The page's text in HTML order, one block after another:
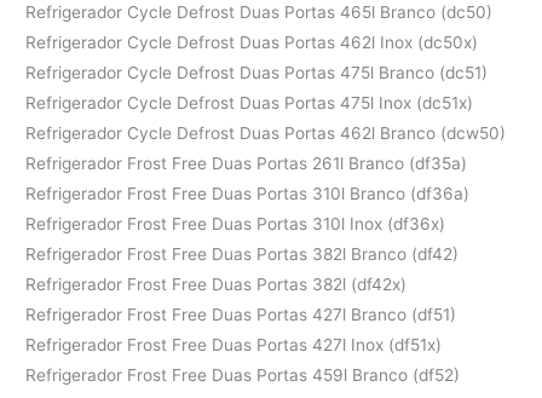
Refrigerador Cycle Defrost Duas Portas 465l Branco (dc50)
Refrigerador Cycle Defrost Duas Portas 462l Inox (dc50x)
Refrigerador Cycle Defrost Duas Portas 475l Branco (dc51)
Refrigerador Cycle Defrost Duas Portas 475l Inox (dc51x)
Refrigerador Cycle Defrost Duas Portas 462l Branco (dcw50)
Refrigerador Frost Free Duas Portas 261l Branco (df35a)
Refrigerador Frost Free Duas Portas 310l Branco (df36a)
Refrigerador Frost Free Duas Portas 310l Inox (df36x)
Refrigerador Frost Free Duas Portas 382l Branco (df42)
Refrigerador Frost Free Duas Portas 382l (df42x)
Refrigerador Frost Free Duas Portas 427l Branco (df51)
Refrigerador Frost Free Duas Portas 427l Inox (df51x)
Refrigerador Frost Free Duas Portas 459l Branco (df52)